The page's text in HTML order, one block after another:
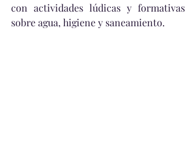
con actividades lúdicas y formativas
sobre agua, higiene y saneamiento.